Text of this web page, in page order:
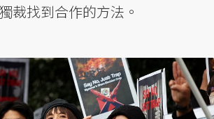
裁找到合作的方法。